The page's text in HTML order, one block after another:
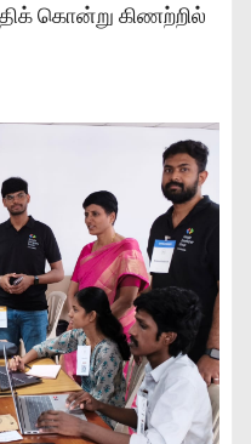
கொன்று கிணற்றில்